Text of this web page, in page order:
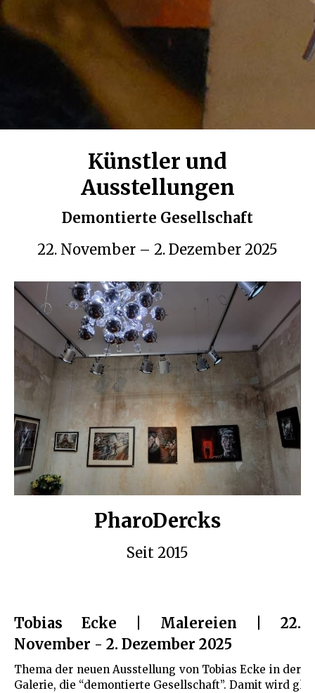
Übersetzungen
Künstler und
Ausstellungen
Demontierte Gesellschaft
22. November – 2. Dezember 2025
PharoDercks
Seit 2015
Tobias Ecke | Malereien | 22.
November - 2. Dezember 2025
Thema der neuen Ausstellung von Tobias Ecke in der
Galerie, die “demontierte Gesellschaft”. Damit wird